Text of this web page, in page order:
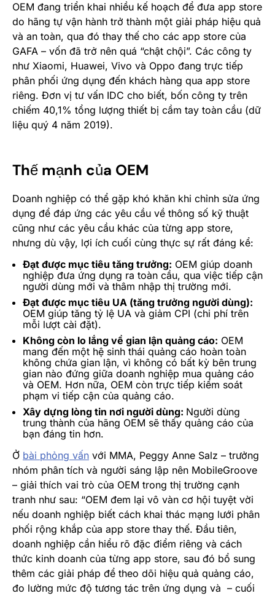
OEM đang triển khai nhiều kế hoạch để đưa app store
do hãng tự vận hành trở thành một giải pháp hiệu quả
và an toàn, qua đó thay thế cho các app store của
GAFA – vốn đã trở nên quá “chật chội”. Các công ty
như Xiaomi, Huawei, Vivo và Oppo đang trực tiếp
phân phối ứng dụng đến khách hàng qua app store
riêng. Đơn vị tư vấn IDC cho biết, bốn công ty trên
chiếm 40,1% tổng lượng thiết bị cầm tay toàn cầu (dữ
liệu quý 4 năm 2019).
Thế mạnh của OEM
Doanh nghiệp có thể gặp khó khăn khi chỉnh sửa ứng
dụng để đáp ứng các yêu cầu về thông số kỹ thuật
cũng như các yêu cầu khác của từng app store,
nhưng dù vậy, lợi ích cuối cùng thực sự rất đáng kể:
Đạt được mục tiêu tăng trưởng: OEM giúp doanh
nghiệp đưa ứng dụng ra toàn cầu, qua việc tiếp cận
người dùng mới và thâm nhập thị trường mới.
Đạt được mục tiêu UA (tăng trưởng người dùng):
OEM giúp tăng tỷ lệ UA và giảm CPI (chi phí trên
mỗi lượt cài đặt).
Không còn lo lắng về gian lận quảng cáo: OEM
mang đến một hệ sinh thái quảng cáo hoàn toàn
không chứa gian lận, vì không có bất kỳ bên trung
gian nào đứng giữa doanh nghiệp mua quảng cáo
và OEM. Hơn nữa, OEM còn trực tiếp kiểm soát
phạm vi tiếp cận của quảng cáo.
Xây dựng lòng tin nơi người dùng: Người dùng
trung thành của hãng OEM sẽ thấy quảng cáo của
bạn đáng tin hơn.
Ở bài phỏng vấn với MMA, Peggy Anne Salz – trưởng
nhóm phân tích và người sáng lập nên MobileGroove
– giải thích vai trò của OEM trong thị trường cạnh
tranh như sau: “OEM đem lại vô vàn cơ hội tuyệt vời
nếu doanh nghiệp biết cách khai thác mạng lưới phân
phối rộng khắp của app store thay thế. Đầu tiên,
doanh nghiệp cần hiểu rõ đặc điểm riêng và cách
thức kinh doanh của từng app store, sau đó bổ sung
thêm các giải pháp để theo dõi hiệu quả quảng cáo,
đo lường mức độ tương tác trên ứng dụng và – cuối